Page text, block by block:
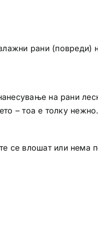
рани (повреди)
на рани
– тоа е толку нежно.
се влошат или